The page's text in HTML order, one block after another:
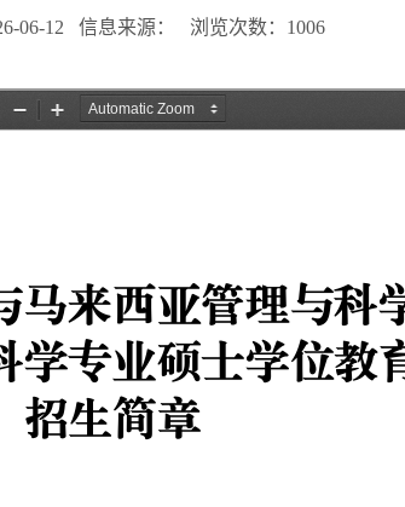
06-12 信息来源： 浏览次数： 1006